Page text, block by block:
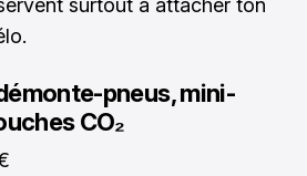
surtout à attacher ton
pneus, mini-
CO₂